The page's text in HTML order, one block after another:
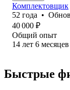
Комплектовщик
52 года •
40 000 ₽
Общий опыт
14 лет 6 месяцев
Быстрые